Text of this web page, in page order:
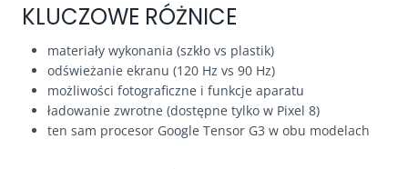
KLUCZOWE RÓŻNICE
materiały wykonania (szkło vs plastik)
odświeżanie ekranu (120 Hz vs 90 Hz)
możliwości fotograficzne i funkcje aparatu
ładowanie zwrotne (dostępne tylko w Pixel 8)
ten sam procesor Google Tensor G3 w obu modelach